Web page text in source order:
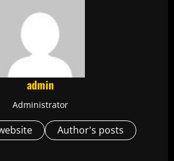
admin
Administrator
Author's posts